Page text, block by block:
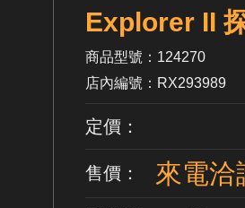
Explorer II
商品型號：124270
店內編號：RX293989
定價：
售價： 來電洽